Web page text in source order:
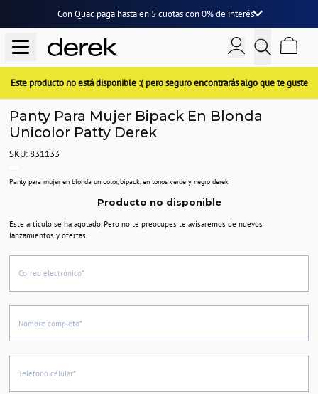
Con Quac paga hasta en 5 cuotascon0% de interés
Este producto no está disponible :( pero seguro encontrarás algo que te guste
Panty Para Mujer Bipack En Blonda
Unicolor Patty Derek
SKU: 831133
Panty para mujer en blonda unicolor, bipack, en tonos verde y negro derek
Producto no disponible
Este articulo se ha agotado, Pero no te preocupes te avisaremos de nuevos
lanzamientos y ofertas.
Correo electrónico*
Nombre completo*
Teléfono celular*